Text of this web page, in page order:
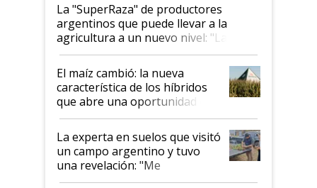
La "SuperRaza" de productores
argentinos que puede llevar a la
agricultura a un nuevo nivel: "Las
posibilidades de crecimiento son
infinitas"
El maíz cambió: la nueva
característica de los híbridos
que abre una oportunidad en
el lote
La experta en suelos que visitó
un campo argentino y tuvo
una revelación: "Me
impresionó mucho"